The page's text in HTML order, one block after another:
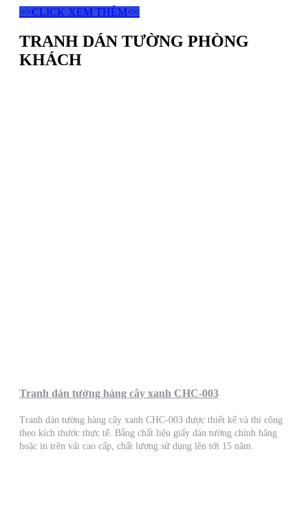
>>CLICK XEM THÊM<<
TRANH DÁN TƯỜNG PHÒNG
KHÁCH
Tranh dán tường hàng cây xanh CHC-003
Tranh dán tường hàng cây xanh CHC-003 được thiết kế và thi công
theo kích thước thực tế. Bằng chất liệu giấy dán tường chính hãng
hoặc in trên vải cao cấp, chất lượng sử dụng lên tới 15 năm.